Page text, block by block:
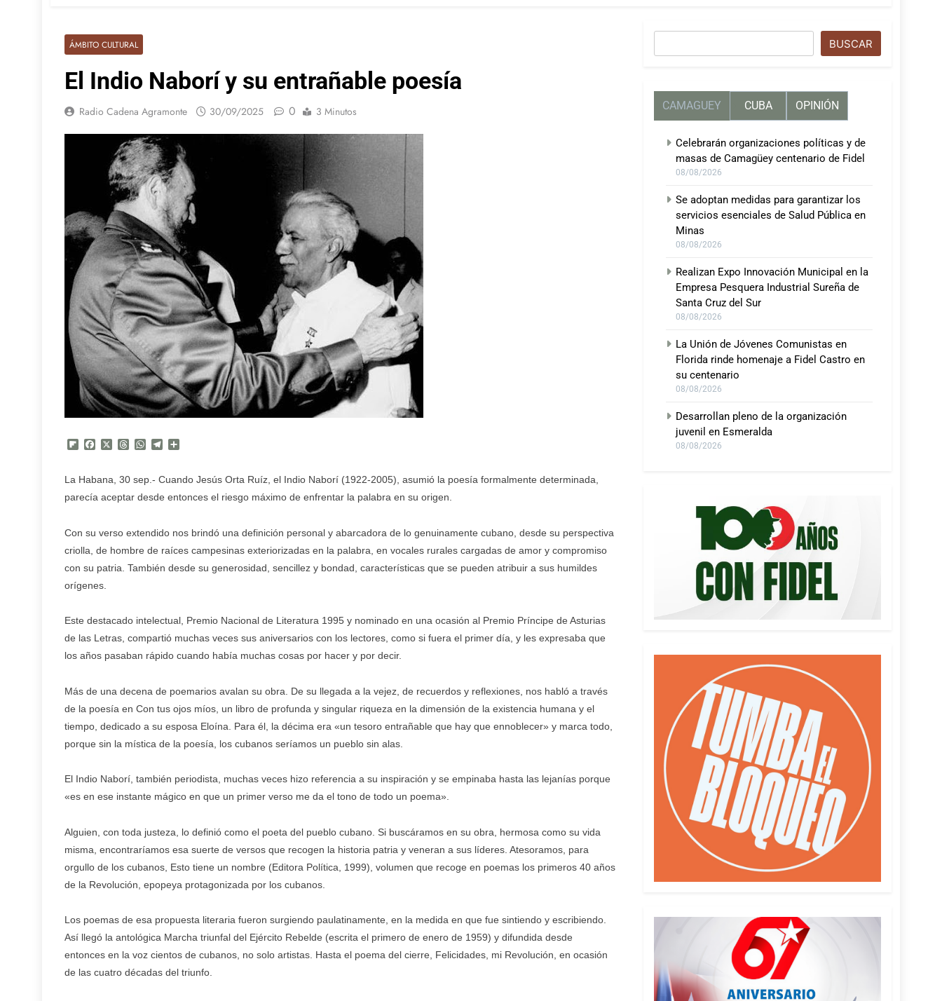
ÁMBITO CULTURAL
El Indio Naborí y su entrañable poesía
Radio Cadena Agramonte 30/09/2025 0 3 Minutos
Flipboard
FacebookThreadsWhatsApp
Telegram
La Habana, 30 sep.- Cuando Jesús Orta Ruíz, el Indio Naborí (1922-2005), asumió la poesía formalmente determinada,
parecía aceptar desde entonces el riesgo máximo de enfrentar la palabra en su origen.
Con su verso extendido nos brindó una definición personal y abarcadora de lo genuinamente cubano, desde su perspectiva
criolla, de hombre de raíces campesinas exteriorizadas en la palabra, en vocales rurales cargadas de amor y compromiso
con su patria. También desde su generosidad, sencillez y bondad, características que se pueden atribuir a sus humildes
orígenes.
Este destacado intelectual, Premio Nacional de Literatura 1995 y nominado en una ocasión al Premio Príncipe de Asturias
de las Letras, compartió muchas veces sus aniversarios con los lectores, como si fuera el primer día, y les expresaba que
los años pasaban rápido cuando había muchas cosas por hacer y por decir.
Más de una decena de poemarios avalan su obra. De su llegada a la vejez, de recuerdos y reflexiones, nos habló a través
de la poesía en Con tus ojos míos, un libro de profunda y singular riqueza en la dimensión de la existencia humana y el
tiempo, dedicado a su esposa Eloína. Para él, la décima era «un tesoro entrañable que hay que ennoblecer» y marca todo,
porque sin la mística de la poesía, los cubanos seríamos un pueblo sin alas.
El Indio Naborí, también periodista, muchas veces hizo referencia a su inspiración y se empinaba hasta las lejanías porque
«es en ese instante mágico en que un primer verso me da el tono de todo un poema».
Alguien, con toda justeza, lo definió como el poeta del pueblo cubano. Si buscáramos en su obra, hermosa como su vida
misma, encontraríamos esa suerte de versos que recogen la historia patria y veneran a sus líderes. Atesoramos, para
orgullo de los cubanos, Esto tiene un nombre (Editora Política, 1999), volumen que recoge en poemas los primeros 40 años
de la Revolución, epopeya protagonizada por los cubanos.
Los poemas de esa propuesta literaria fueron surgiendo paulatinamente, en la medida en que fue sintiendo y escribiendo.
Así llegó la antológica Marcha triunfal del Ejército Rebelde (escrita el primero de enero de 1959) y difundida desde
entonces en la voz cientos de cubanos, no solo artistas. Hasta el poema del cierre, Felicidades, mi Revolución, en ocasión
de las cuatro décadas del triunfo.
BUSCAR
CAMAGUEY CUBA OPINIÓN
Celebrarán organizaciones políticas y de
masas de Camagüey centenario de Fidel
08/08/2026
Se adoptan medidas para garantizar los
servicios esenciales de Salud Pública en
Minas
08/08/2026
Realizan Expo Innovación Municipal en la
Empresa Pesquera Industrial Sureña de
Santa Cruz del Sur
08/08/2026
La Unión de Jóvenes Comunistas en
Florida rinde homenaje a Fidel Castro en
su centenario
08/08/2026
Desarrollan pleno de la organización
juvenil en Esmeralda
08/08/2026